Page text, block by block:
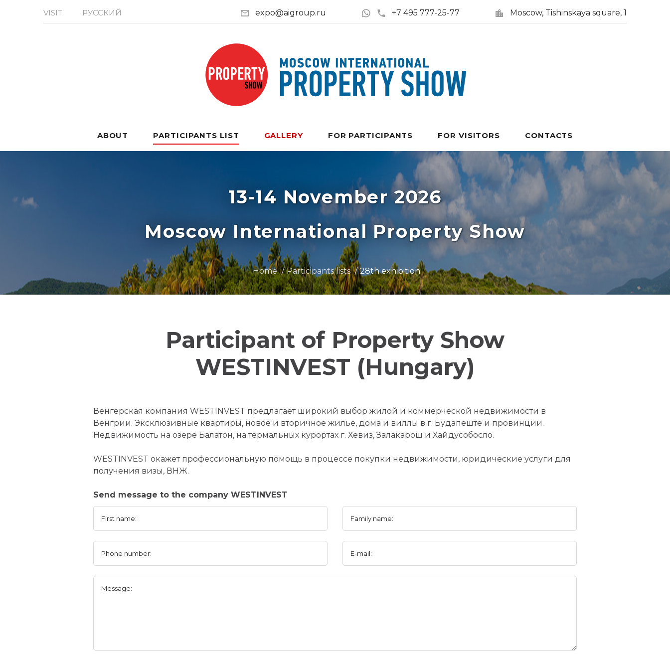
VISIT РУССКИЙ expo@aigroup.ru +7 495 777-25-77 Moscow, Tishinskaya square, 1
ABOUT PARTICIPANTS LIST GALLERY FOR PARTICIPANTS FOR VISITORS CONTACTS
13-14 November 2026
Moscow International Property Show
Home Participants lists 28th exhibition
Participant of Property Show
WESTINVEST (Hungary)
Венгерская компания WESTINVEST предлагает широкий выбор жилой и коммерческой недвижимости в
Венгрии. Эксклюзивные квартиры, новое и вторичное жилье, дома и виллы в г. Будапеште и провинции.
Недвижимость на озере Балатон, на термальных курортах г. Хевиз, Залакарош и Хайдусобосло.
WESTINVEST окажет профессиональную помощь в процессе покупки недвижимости, юридические услуги для
получения визы, ВНЖ.
Send message to the company WESTINVEST
First name: Family name:
Phone number: E-mail:
Message: